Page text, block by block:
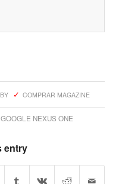
BY COMPRAR MAGAZINE
,GOOGLE NEXUS ONE
entry